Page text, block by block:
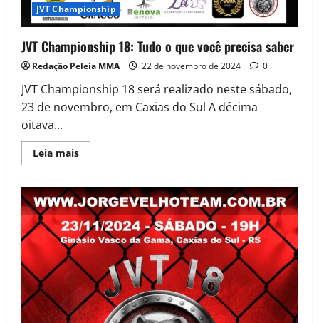
JVT Championship
JVT Championship 18: Tudo o que você precisa saber
Redação Peleia MMA 22 de novembro de 2024 0
JVT Championship 18 será realizado neste sábado,
23 de novembro, em Caxias do Sul A décima
oitava...
Leia mais